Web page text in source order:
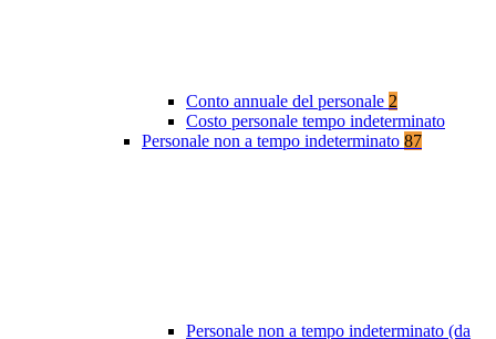
Conto annuale del personale 2
Costo personale tempo indeterminato
Personale non a tempo indeterminato 87
Personale non a tempo indeterminato (da